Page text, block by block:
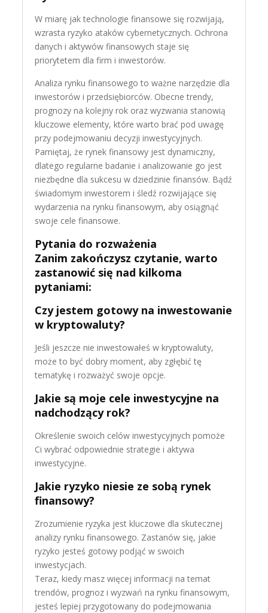
W miarę jak technologie finansowe się rozwijają,
wzrasta ryzyko ataków cybernetycznych. Ochrona
danych i aktywów finansowych staje się
priorytetem dla firm i inwestorów.
Analiza rynku finansowego to ważne narzędzie dla
inwestorów i przedsiębiorców. Obecne trendy,
prognozy na kolejny rok oraz wyzwania stanowią
kluczowe elementy, które warto brać pod uwagę
przy podejmowaniu decyzji inwestycyjnych.
Pamiętaj, że rynek finansowy jest dynamiczny,
dlatego regularne badanie i analizowanie go jest
niezbędne dla sukcesu w dziedzinie finansów. Bądź
świadomym inwestorem i śledź rozwijające się
wydarzenia na rynku finansowym, aby osiągnąć
swoje cele finansowe.
Pytania do rozważenia
Zanim zakończysz czytanie, warto
zastanowić się nad kilkoma
pytaniami:
Czy jestem gotowy na inwestowanie
w kryptowaluty?
Jeśli jeszcze nie inwestowałeś w kryptowaluty,
może to być dobry moment, aby zgłębić tę
tematykę i rozważyć swoje opcje.
Jakie są moje cele inwestycyjne na
nadchodzący rok?
Określenie swoich celów inwestycyjnych pomoże
Ci wybrać odpowiednie strategie i aktywa
inwestycyjne.
Jakie ryzyko niesie ze sobą rynek
finansowy?
Zrozumienie ryzyka jest kluczowe dla skutecznej
analizy rynku finansowego. Zastanów się, jakie
ryzyko jesteś gotowy podjąć w swoich
inwestycjach.
Teraz, kiedy masz więcej informacji na temat
trendów, prognoz i wyzwań na rynku finansowym,
jesteś lepiej przygotowany do podejmowania